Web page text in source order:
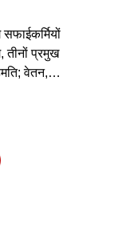
उठाईं
तीनों प्रमुख
वेतन,
मिला